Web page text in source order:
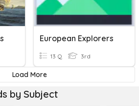
European Explorers
13 Q 3rd
Load More
by Subject